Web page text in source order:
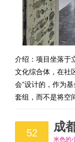
介绍：项目坐落于
文化综合体，在社
会”设计的，作为
套组，而不是将空
52 成
米色的